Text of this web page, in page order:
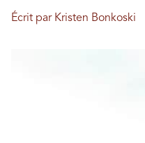
Écrit par Kristen Bonkoski